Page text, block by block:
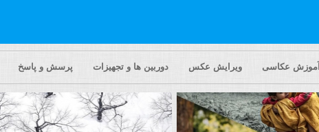
آموزش عکاسی ویرایش عکس دوربین ها و تجهیزات پرسش و پاسخ